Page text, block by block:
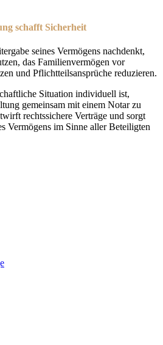
schafft Sicherheit
seines Vermögens nachdenkt,
das Familienvermögen vor
und Pflichtteilsansprüche reduzieren.
Situation individuell ist,
gemeinsam mit einem Notar zu
rechtssichere Verträge und sorgt
Vermögens im Sinne aller Beteiligten